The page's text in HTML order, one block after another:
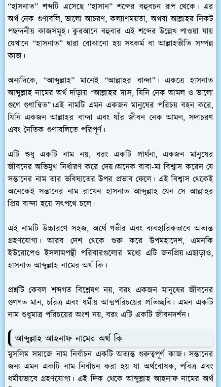
“হাসনাত” শব্দটি এসেছে “হাসান” শব্দের বহুবচন রূপ থেকে। এর
অর্থ নেক গুণাবলি, ভালো আচরণ, কল্যাণময়তা, অথবা আল্লাহর নিকট
পছন্দনীয় কাজসমূহ। কুরআনে বহুবার এই শব্দের উল্লেখ পাওয়া যায়
যেখানে “হাসনাত” দ্বারা বোঝানো হয় সৎকর্ম বা আল্লাহভীতি সম্পন্ন
কাজ।
অন্যদিকে, “আব্দুল্লাহ” মানেই “আল্লাহর বান্দা”। একত্রে হাসনাত
আব্দুল্লাহ নামের অর্থ দাঁড়ায় “আল্লাহর দাস, যিনি নেক আমল ও ভালো
গুণে গুণান্বিত”।এই নামটি এমন একজন মানুষের পরিচয় বহন করে,
যিনি একজন আল্লাহর বান্দা এবং যাঁর জীবন নেক আমল, সদাচরণ
এবং নৈতিক গুণাবলিতে পরিপূর্ণ।
এটি শুধু একটি নাম নয়, বরং একটি প্রার্থনা, একজন মানুষের
জীবনের অভিমুখ নির্ধারণ করে দেয়।অনেক বাবা-মা বিশ্বাস করেন যে
সন্তানের নাম তার ভবিষ্যতের উপর প্রভাব ফেলে। এই বিশ্বাস থেকেই
অনেকেই সন্তানের নাম রাখেন হাসনাত আব্দুল্লাহ যেন সে আল্লাহর
প্রিয় বান্দা হয়ে সৎপথে চলে।
এই নামটি উচ্চারণে সহজ, অর্থে গভীর এবং ব্যবহারিকভাবে অত্যন্ত
গ্রহণযোগ্য। আরব দেশ থেকে শুরু করে উপমহাদেশ, এমনকি
ইউরোপেও ইসলামপন্থী পরিবারগুলোর মধ্যে এটি জনপ্রিয়।এছাড়াও,
হাসনাত আব্দুল্লাহ নামের অর্থ কি।
প্রশ্নটি কেবল শব্দগত বিশ্লেষণ নয়, বরং একজন মানুষের জীবনের
গুণগত মান, চরিত্র এবং ধর্মীয় আত্মপরিচয়ের প্রতিচ্ছবি। এমন একটি
নাম শুধুমাত্র পরিচয়ের অংশ নয়, বরং এটি একটি জীবনদর্শন।
আব্দুল্লাহ আহনাফ নামের অর্থ কি
মুসলিম সমাজে নাম নির্বাচন একটি অত্যন্ত গুরুত্বপূর্ণ কাজ। সন্তানের
জন্য এমন একটি নাম নির্বাচন করা হয় যা অর্থবোধক, পবিত্র এবং
ধর্মীয়ভাবে গ্রহণযোগ্য। এই দিক থেকে আব্দুল্লাহ আহনাফ নামের অর্থ